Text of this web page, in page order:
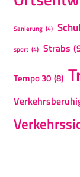
Sanierung (4)
sport (4) Strabs
Tempo 30 (8)